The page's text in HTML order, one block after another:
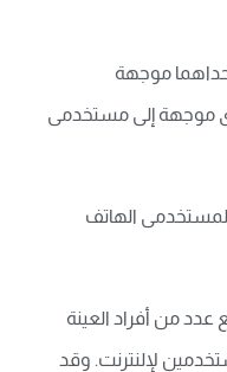
موجهة
موجهة إلى مستخدمى
الهاتف
عدد من أفراد العينة
لإلنترنت. وقد